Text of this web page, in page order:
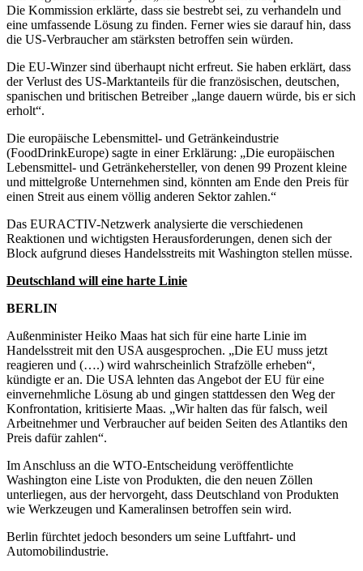
Die Kommission erklärte, dass sie bestrebt sei, zu verhandeln und
eine umfassende Lösung zu finden. Ferner wies sie darauf hin, dass
die US-Verbraucher am stärksten betroffen sein würden.
Die EU-Winzer sind überhaupt nicht erfreut. Sie haben erklärt, dass
der Verlust des US-Marktanteils für die französischen, deutschen,
spanischen und britischen Betreiber „lange dauern würde, bis er sich
erholt“.
Die europäische Lebensmittel- und Getränkeindustrie
(FoodDrinkEurope) sagte in einer Erklärung: „Die europäischen
Lebensmittel- und Getränkehersteller, von denen 99 Prozent kleine
und mittelgroße Unternehmen sind, könnten am Ende den Preis für
einen Streit aus einem völlig anderen Sektor zahlen.“
Das EURACTIV-Netzwerk analysierte die verschiedenen
Reaktionen und wichtigsten Herausforderungen, denen sich der
Block aufgrund dieses Handelsstreits mit Washington stellen müsse.
Deutschland will eine harte Linie
BERLIN
Außenminister Heiko Maas hat sich für eine harte Linie im
Handelsstreit mit den USA ausgesprochen. „Die EU muss jetzt
reagieren und (….) wird wahrscheinlich Strafzölle erheben“,
kündigte er an. Die USA lehnten das Angebot der EU für eine
einvernehmliche Lösung ab und gingen stattdessen den Weg der
Konfrontation, kritisierte Maas. „Wir halten das für falsch, weil
Arbeitnehmer und Verbraucher auf beiden Seiten des Atlantiks den
Preis dafür zahlen“.
Im Anschluss an die WTO-Entscheidung veröffentlichte
Washington eine Liste von Produkten, die den neuen Zöllen
unterliegen, aus der hervorgeht, dass Deutschland von Produkten
wie Werkzeugen und Kameralinsen betroffen sein wird.
Berlin fürchtet jedoch besonders um seine Luftfahrt- und
Automobilindustrie.